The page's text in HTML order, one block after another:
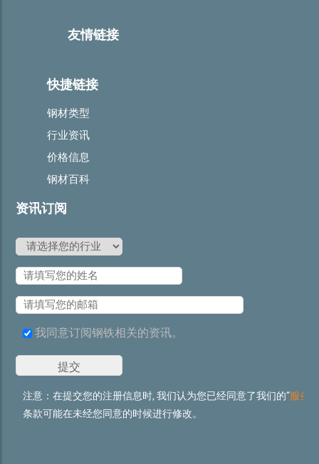
友情链接
快捷链接
钢材类型
行业资讯
价格信息
钢材百科
资讯订阅
我同意订阅钢铁相关的资讯。
注意：在提交您的注册信息时, 我们认为您已经同意了我们的“服务
条款可能在未经您同意的时候进行修改。